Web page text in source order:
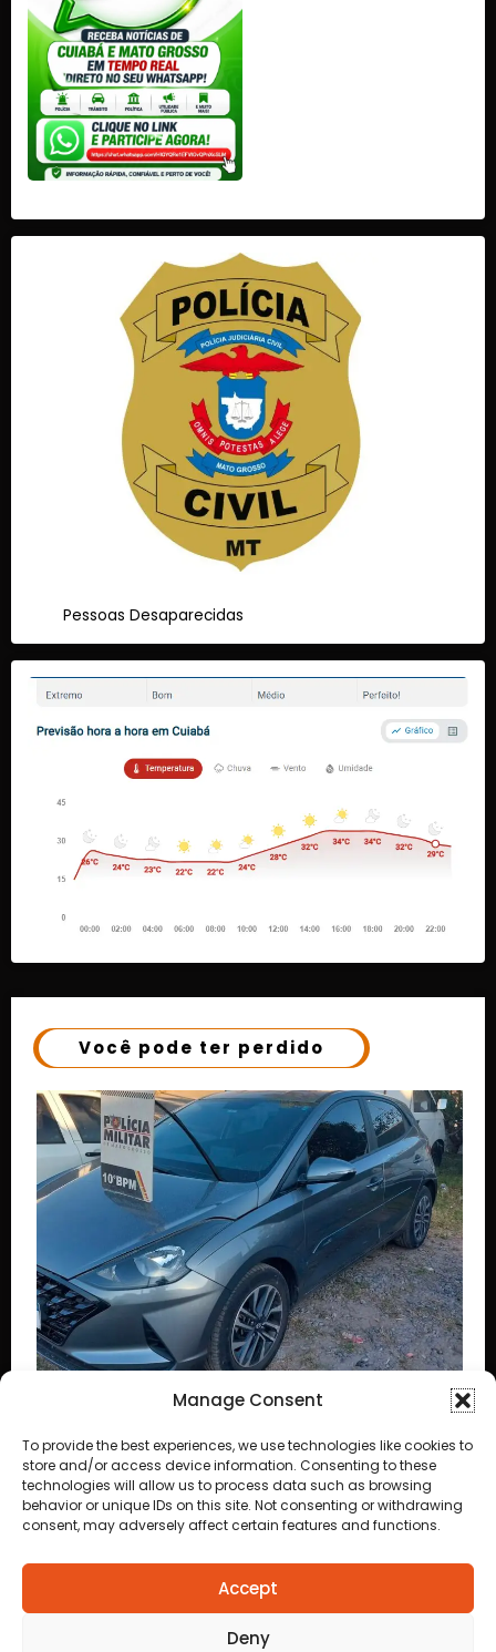
Manage Consent
To provide the best experiences, we use technologies like cookies to
store and/or access device information. Consenting to these
technologies will allow us to process data such as browsing
behavior or unique IDs on this site. Not consenting or withdrawing
consent, may adversely affect certain features and functions.
Accept
Deny
Pessoas Desaparecidas
Você pode ter perdido
de Cuiabá